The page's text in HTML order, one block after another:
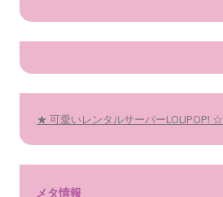
★ 可愛いレンタルサーバーLOLIPOP! ☆
メタ情報